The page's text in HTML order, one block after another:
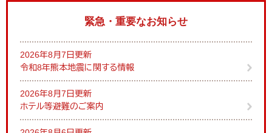
緊急・重要なお知らせ
2026年8月7日更新
令和8年熊本地震に関する情報
2026年8月7日更新
ホテル等避難のご案内